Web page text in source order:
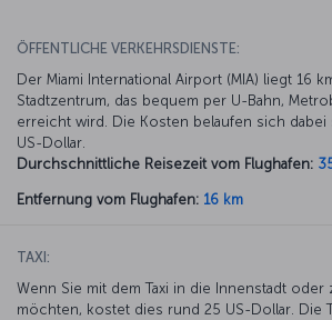
ÖFFENTLICHE VERKEHRSDIENSTE:
Der Miami International Airport (MIA) liegt 16
Stadtzentrum, das bequem per U-Bahn,
erreicht wird. Die Kosten belaufen sich dabei
US-Dollar.
Durchschnittliche Reisezeit vom Flughafen:
Entfernung vom Flughafen: 16 km
TAXI:
Wenn Sie mit dem Taxi in die Innenstadt oder
möchten, kostet dies rund 25 US-Dollar. Die